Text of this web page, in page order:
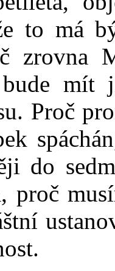
to má
zrovna
mít
Proč
do
proč